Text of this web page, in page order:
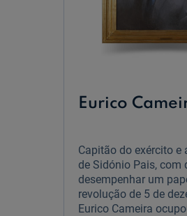
Eurico
Capitão do exército
de Sidónio Pais, com
desempenhar um
revolução de 5 de
Eurico Cameira